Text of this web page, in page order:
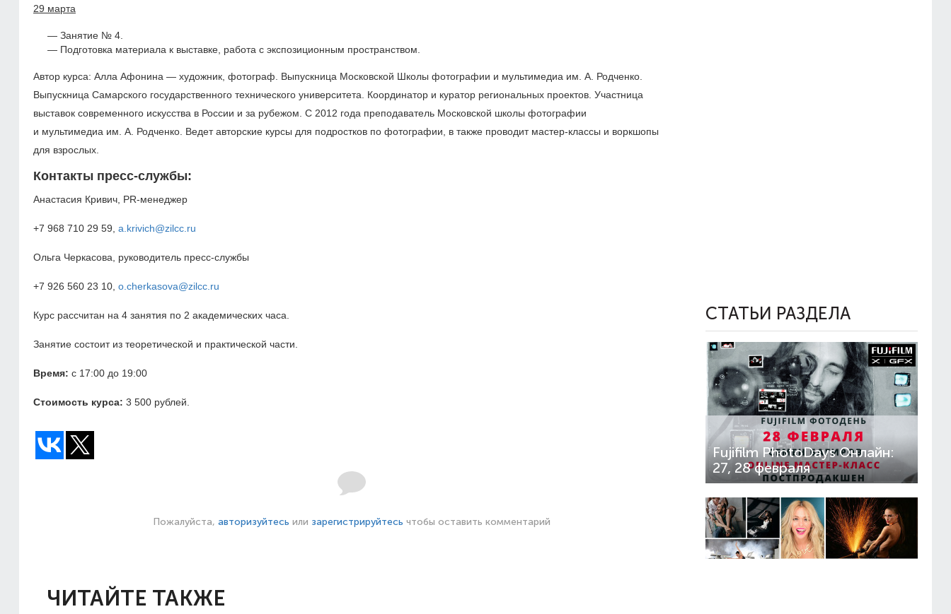
29 марта
Занятие № 4.
Подготовка материала к выставке, работа с экспозиционным пространством.
Автор курса: Алла Афонина — художник, фотограф. Выпускница Московской Школы фотографии и мультимедиа им. А. Родченко.
Выпускница Самарского государственного технического университета. Координатор и куратор региональных проектов. Участница
выставок современного искусства в России и за рубежом. С 2012 года преподаватель Московской школы фотографии
и мультимедиа им. А. Родченко. Ведет авторские курсы для подростков по фотографии, в также проводит мастер-классы и воркшопы
для взрослых.
Контакты пресс-службы:
Анастасия Кривич, PR-менеджер
+7 968 710 29 59, a.krivich@zilcc.ru
Ольга Черкасова, руководитель пресс-службы
+7 926 560 23 10, o.cherkasova@zilcc.ru
Курс рассчитан на 4 занятия по 2 академических часа.
Занятие состоит из теоретической и практической части.
Время: с 17:00 до 19:00
Стоимость курса: 3 500 рублей.
Пожалуйста, авторизуйтесь или зарегистрируйтесь чтобы оставить комментарий
ЧИТАЙТЕ ТАКЖЕ
СТАТЬИ РАЗДЕЛА
Fujifilm PhotoDays Онлайн:
27, 28 февраля